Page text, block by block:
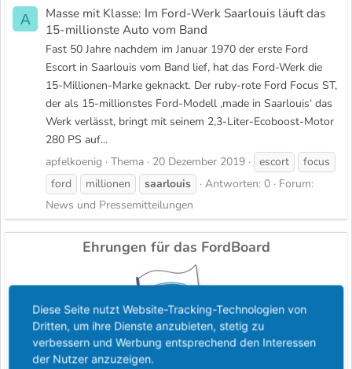
A
Masse mit Klasse: Im Ford-Werk Saarlouis läuft das
15-millionste Auto vom Band
Fast 50 Jahre nachdem im Januar 1970 der erste Ford
Escort in Saarlouis vom Band lief, hat das Ford-Werk die
15-Millionen-Marke geknackt. Der ruby-rote Ford Focus ST,
der als 15-millionstes Ford-Modell ‚made in Saarlouis‘ das
Werk verlässt, bringt mit seinem 2,3-Liter-Ecoboost-Motor
280 PS auf...
apfelkoenig
Thema 20 Dezember 2019 escort
focus
ford
millionen saarlouis Antworten: 0
Forum:
News und Pressemitteilungen
Ehrungen für das FordBoard
Diese Seite nutzt Website-Tracking-Technologien von
Dritten, um ihre Dienste anzubieten, stetig zu
verbessern und Werbung entsprechend den Interessen
der Nutzer anzuzeigen.